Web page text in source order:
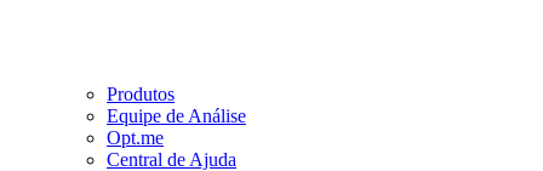
Produtos
Equipe de Análise
Opt.me
Central de Ajuda